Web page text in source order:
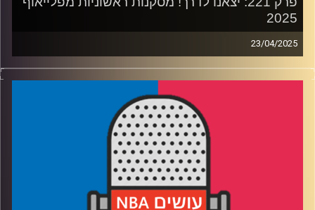
2025
23/04/2025
פודקאסט האן.בי.איי עם ערן סורוקה, שרון דוידוביץ', משה
דוידוביץ' ועידן לוצקי, בשיתוף קול האוניברסיטה.
קרדיט תמונות:עידן לוצקי